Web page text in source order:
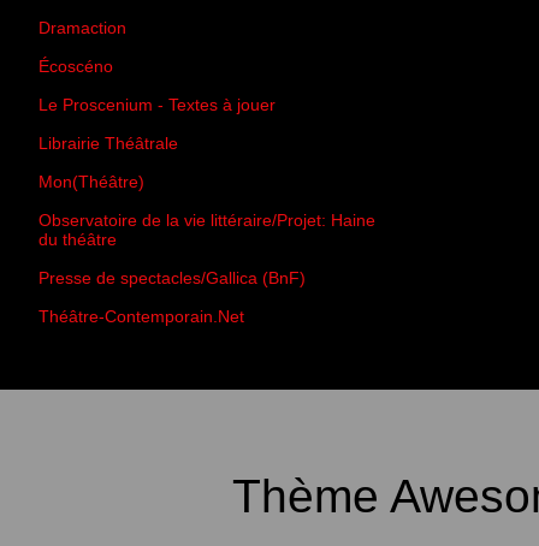
Dramaction
Écoscéno
Le Proscenium - Textes à jouer
Librairie Théâtrale
Mon(Théâtre)
Observatoire de la vie littéraire/Projet: Haine
du théâtre
Presse de spectacles/Gallica (BnF)
Théâtre-Contemporain.Net
Thème